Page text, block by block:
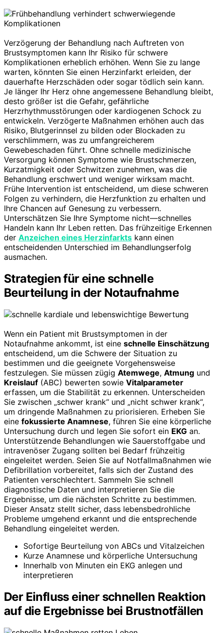
Verzögerung der Behandlung nach Auftreten von
Brustsymptomen kann Ihr Risiko für schwere
Komplikationen erheblich erhöhen. Wenn Sie zu lange
warten, könnten Sie einen Herzinfarkt erleiden, der
dauerhafte Herzschäden oder sogar tödlich sein kann.
Je länger Ihr Herz ohne angemessene Behandlung bleibt,
desto größer ist die Gefahr, gefährliche
Herzrhythmusstörungen oder kardiogenen Schock zu
entwickeln. Verzögerte Maßnahmen erhöhen auch das
Risiko, Blutgerinnsel zu bilden oder Blockaden zu
verschlimmern, was zu umfangreicherem
Gewebeschaden führt. Ohne schnelle medizinische
Versorgung können Symptome wie Brustschmerzen,
Kurzatmigkeit oder Schwitzen zunehmen, was die
Behandlung erschwert und weniger wirksam macht.
Frühe Intervention ist entscheidend, um diese schweren
Folgen zu verhindern, die Herzfunktion zu erhalten und
Ihre Chancen auf Genesung zu verbessern.
Unterschätzen Sie Ihre Symptome nicht—schnelles
Handeln kann Ihr Leben retten. Das frühzeitige Erkennen
der Anzeichen eines Herzinfarkts kann einen
entscheidenden Unterschied im Behandlungserfolg
ausmachen.
Strategien für eine schnelle
Beurteilung in der Notaufnahme
Wenn ein Patient mit Brustsymptomen in der
Notaufnahme ankommt, ist eine schnelle Einschätzung
entscheidend, um die Schwere der Situation zu
bestimmen und die geeignete Vorgehensweise
festzulegen. Sie müssen zügig Atemwege, Atmung und
Kreislauf (ABC) bewerten sowie Vitalparameter
erfassen, um die Stabilität zu erkennen. Unterscheiden
Sie zwischen „schwer krank“ und „nicht schwer krank“,
um dringende Maßnahmen zu priorisieren. Erheben Sie
eine fokussierte Anamnese, führen Sie eine körperliche
Untersuchung durch und legen Sie sofort ein EKG an.
Unterstützende Behandlungen wie Sauerstoffgabe und
intravenöser Zugang sollten bei Bedarf frühzeitig
eingeleitet werden. Seien Sie auf Notfallmaßnahmen wie
Defibrillation vorbereitet, falls sich der Zustand des
Patienten verschlechtert. Sammeln Sie schnell
diagnostische Daten und interpretieren Sie die
Ergebnisse, um die nächsten Schritte zu bestimmen.
Dieser Ansatz stellt sicher, dass lebensbedrohliche
Probleme umgehend erkannt und die entsprechende
Behandlung eingeleitet werden.
Sofortige Beurteilung von ABCs und Vitalzeichen
Kurze Anamnese und körperliche Untersuchung
Innerhalb von Minuten ein EKG anlegen und
interpretieren
Der Einfluss einer schnellen Reaktion
auf die Ergebnisse bei Brustnotfällen